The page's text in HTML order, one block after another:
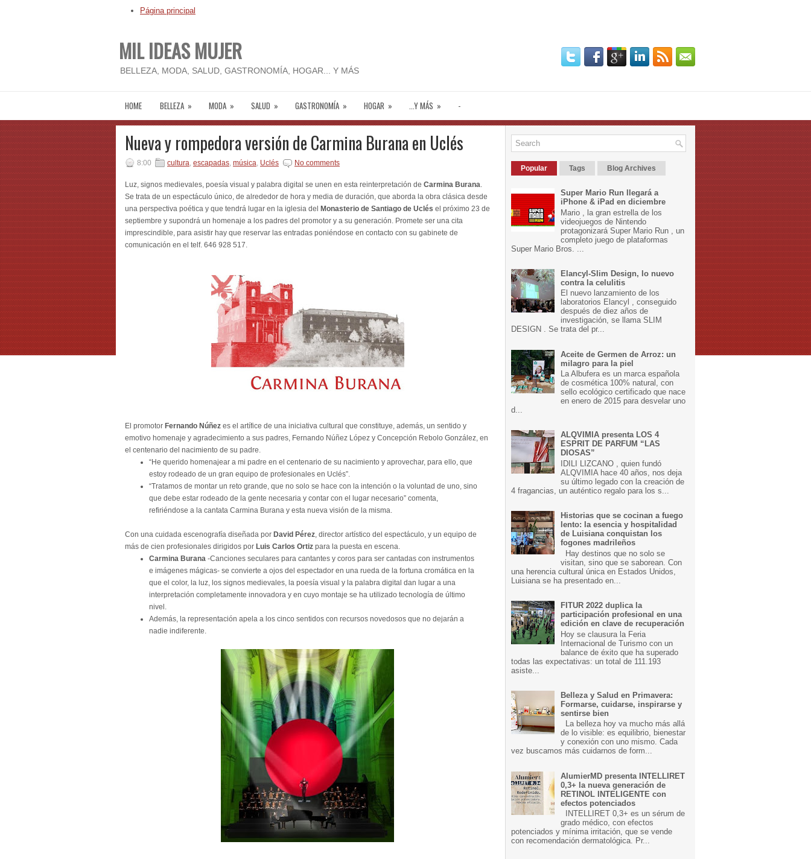
Página principal
MIL IDEAS MUJER
BELLEZA, MODA, SALUD, GASTRONOMÍA, HOGAR... Y MÁS
HOME BELLEZA » MODA » SALUD » GASTRONOMÍA » HOGAR » ...Y MÁS » -
Nueva y rompedora versión de Carmina Burana en Uclés
8:00 cultura, escapadas, música, Uclés No comments
Luz, signos medievales, poesía visual y palabra digital se unen en esta reinterpretación de Carmina Burana.
Se trata de un espectáculo único, de alrededor de hora y media de duración, que aborda la obra clásica desde
una perspectiva poética y que tendrá lugar en la iglesia del
Monasterio de Santiago de Uclés el próximo 23 de
septiembre y supondrá un homenaje a los padres del promotor y a su generación. Promete ser una cita
imprescindible, para asistir hay que reservar las entradas poniéndose en contacto con su gabinete de
comunicación en el telf. 646 928 517.
El promotor Fernando Núñez es el artífice de una iniciativa cultural que constituye, además, un sentido y
emotivo homenaje y agradecimiento a sus padres, Fernando Núñez López y Concepción Rebolo González, en
el centenario del nacimiento de su padre.
“He querido homenajear a mi padre en el centenario de su nacimiento y aprovechar, para ello, que
estoy rodeado de un gran equipo de profesionales en Uclés”.
“Tratamos de montar un reto grande, que no solo se hace con la intención o la voluntad de uno, sino
que debe estar rodeado de la gente necesaria y contar con el lugar necesario” comenta,
refiriéndose a la cantata Carmina Burana y esta nueva visión de la misma.
Con una cuidada escenografía diseñada por David Pérez, director artístico del espectáculo, y un equipo de
más de cien profesionales dirigidos por Luis Carlos Ortiz para la puesta en escena.
Carmina Burana -Canciones seculares para cantantes y coros para ser cantadas con instrumentos
e imágenes mágicas- se convierte a ojos del espectador en una rueda de la fortuna cromática en la
que el color, la luz, los signos medievales, la poesía visual y la palabra digital dan lugar a una
interpretación completamente innovadora y en cuyo montaje se ha utilizado tecnología de último
nivel.
Además, la representación apela a los cinco sentidos con recursos novedosos que no dejarán a
nadie indiferente.
Popular Tags Blog Archives
Super Mario Run llegará a
iPhone & iPad en diciembre
Mario , la gran estrella de los
videojuegos de Nintendo
protagonizará Super Mario Run , un
completo juego de plataformas
Super Mario Bros. ...
Elancyl-Slim Design, lo nuevo
contra la celulitis
El nuevo lanzamiento de los
laboratorios Elancyl , conseguido
después de diez años de
investigación, se llama SLIM
DESIGN . Se trata del pr...
Aceite de Germen de Arroz: un
milagro para la piel
La Albufera es un marca española
de cosmética 100% natural, con
sello ecológico certificado que nace
en enero de 2015 para desvelar uno
d...
ALQVIMIA presenta LOS 4
ESPRIT DE PARFUM “LAS
DIOSAS”
IDILI LIZCANO , quien fundó
ALQVIMIA hace 40 años, nos deja
su último legado con la creación de
4 fragancias, un auténtico regalo para los s...
Historias que se cocinan a fuego
lento: la esencia y hospitalidad
de Luisiana conquistan los
fogones madrileños
Hay destinos que no solo se
visitan, sino que se saborean. Con
una herencia cultural única en Estados Unidos,
Luisiana se ha presentado en...
FITUR 2022 duplica la
participación profesional en una
edición en clave de recuperación
Hoy se clausura la Feria
Internacional de Turismo con un
balance de éxito que ha superado
todas las expectativas: un total de 111.193
asiste...
Belleza y Salud en Primavera:
Formarse, cuidarse, inspirarse y
sentirse bien
La belleza hoy va mucho más allá
de lo visible: es equilibrio, bienestar
y conexión con uno mismo. Cada
vez buscamos más cuidarnos de form...
AlumierMD presenta INTELLIRET
0,3+ la nueva generación de
RETINOL INTELIGENTE con
efectos potenciados
INTELLIRET 0,3+ es un sérum de
grado médico, con efectos
potenciados y mínima irritación, que se vende
con recomendación dermatológica. Pr...